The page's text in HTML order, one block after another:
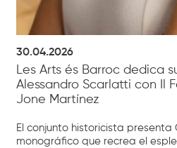
30.04.2026
Les Arts és Barroc dedica
Alessandro Scarlatti con Il
Jone Martínez
El conjunto historicista presenta
monográfico que recrea el